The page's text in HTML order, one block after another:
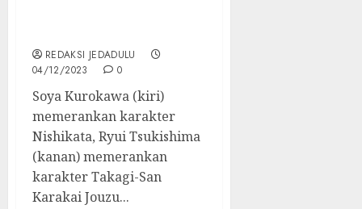
REDAKSI JEDADULU
04/12/2023
0
Soya Kurokawa (kiri)
memerankan karakter
Nishikata, Ryui Tsukishima
(kanan) memerankan
karakter Takagi-San
Karakai Jouzu...